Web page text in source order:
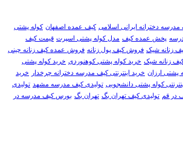
دخترانه ایرانی اسلامی کیف عمده اصفهان کوله پشتی
پخش عمده کیف مدل کوله پشتی اسپرت قیمت کیف
زنانه شیک فروش کیف پول زنانه فروش عمده کیف زنانه چینی
زنانه شیک خرید کوله پشتی کوهنوردی خرید کوله پشتی
پشتی ارزان خرید اینترنتی کیف مدرسه دخترانه چرخدار
خرید
کوله پشتی دانشجویی تولیدی کیف مدرسه مشهد تولیدی
در قم تولیدی کیف تهران بگ تهران بگ بورس کیف مدرسه در